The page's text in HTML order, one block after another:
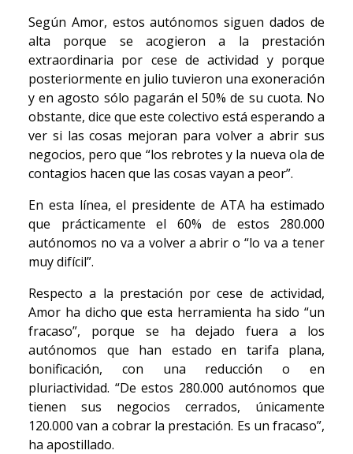
Según Amor, estos autónomos siguen dados de
alta porque se acogieron a la prestación
extraordinaria por cese de actividad y porque
posteriormente en julio tuvieron una exoneración
y en agosto sólo pagarán el 50% de su cuota. No
obstante, dice que este colectivo está esperando a
ver si las cosas mejoran para volver a abrir sus
negocios, pero que “los rebrotes y la nueva ola de
contagios hacen que las cosas vayan a peor”.
En esta línea, el presidente de ATA ha estimado
que prácticamente el 60% de estos 280.000
autónomos no va a volver a abrir o “lo va a tener
muy difícil”.
Respecto a la prestación por cese de actividad,
Amor ha dicho que esta herramienta ha sido “un
fracaso”, porque se ha dejado fuera a los
autónomos que han estado en tarifa plana,
bonificación, con una reducción o en
pluriactividad. “De estos 280.000 autónomos que
tienen sus negocios cerrados, únicamente
120.000 van a cobrar la prestación. Es un fracaso”,
ha apostillado.